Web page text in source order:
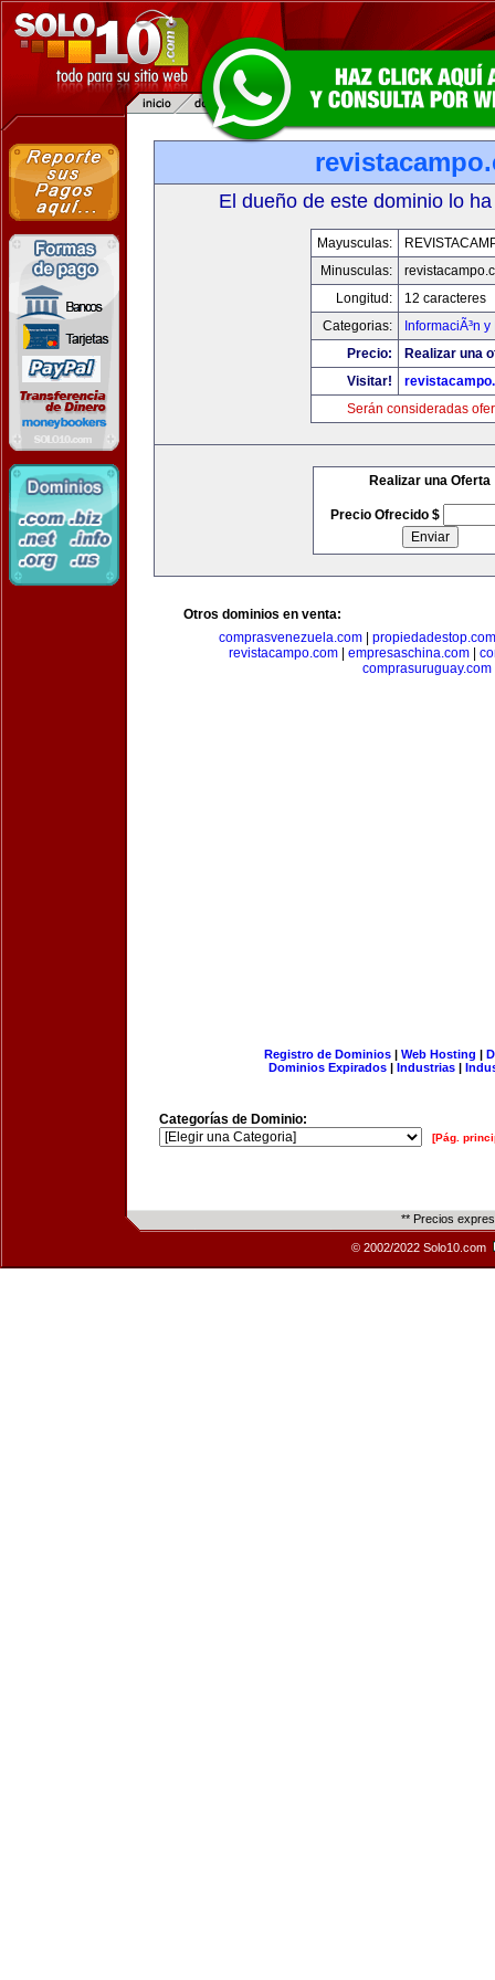
El dueño de este dominio lo
Mayusculas:
Minusculas:
Longitud:
12 caracteres
Categorias:
InformaciÃ³n
Precio:
Realizar una
Visitar!
Serán consideradas
Realizar una Oferta
Precio Ofrecido $
Otros dominios en venta:
comprasvenezuela.com
propiedadestop.com
revistacampo.com
empresaschina.com
comprasuruguay.com
Registro de Dominios| Web Hosting |
Dominios Expirados | Industrias |
Categorías de Dominio:
[Pág.
** Precios
© 2002/2022 Solo10.com